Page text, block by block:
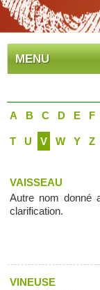
MENU
A B C D E F
T U V W Y Z
VAISSEAU
Autre nom donné
clarification.
VINEUSE